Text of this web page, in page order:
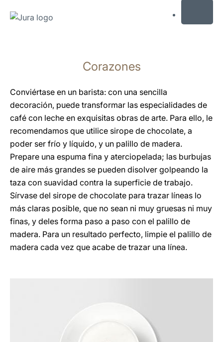
Saltar
búsqueda
Corazones
Conviértase en un barista: con una sencilla
decoración, puede transformar las especialidades de
café con leche en exquisitas obras de arte. Para ello, le
recomendamos que utilice sirope de chocolate, a
poder ser frío y líquido, y un palillo de madera.
Prepare una espuma fina y aterciopelada; las burbujas
de aire más grandes se pueden disolver golpeando la
taza con suavidad contra la superficie de trabajo.
Sírvase del sirope de chocolate para trazar líneas lo
más claras posible, que no sean ni muy gruesas ni muy
finas, y deles forma paso a paso con el palillo de
madera. Para un resultado perfecto, limpie el palillo de
madera cada vez que acabe de trazar una línea.